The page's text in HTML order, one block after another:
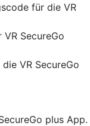
für die VR
SecureGo
VR SecureGo
plus App.